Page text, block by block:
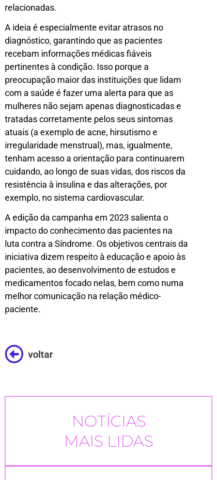
relacionadas.
A ideia é especialmente evitar atrasos no
diagnóstico, garantindo que as pacientes
recebam informações médicas fiáveis
pertinentes à condição. Isso porque a
preocupação maior das instituições que lidam
com a saúde é fazer uma alerta para que as
mulheres não sejam apenas diagnosticadas e
tratadas corretamente pelos seus sintomas
atuais (a exemplo de acne, hirsutismo e
irregularidade menstrual), mas, igualmente,
tenham acesso a orientação para continuarem
cuidando, ao longo de suas vidas, dos riscos da
resistência à insulina e das alterações, por
exemplo, no sistema cardiovascular.
A edição da campanha em 2023 salienta o
impacto do conhecimento das pacientes na
luta contra a Síndrome. Os objetivos centrais da
iniciativa dizem respeito à educação e apoio às
pacientes, ao desenvolvimento de estudos e
medicamentos focado nelas, bem como numa
melhor comunicação na relação médico-
paciente.
voltar
NOTÍCIAS
MAIS LIDAS